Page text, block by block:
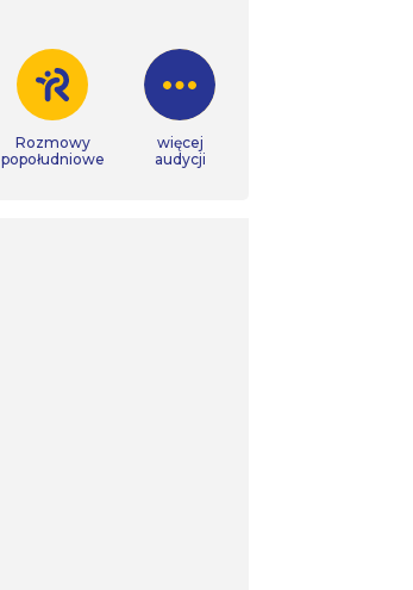
Rozmowy
popołudniowe
więcej
audycji